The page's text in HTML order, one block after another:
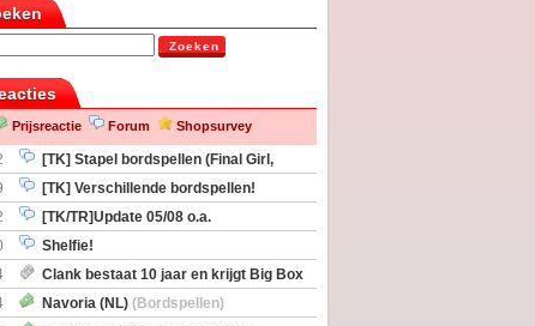
Zoeken
Prijsreactie Forum Shopsurvey
[TK] Stapel bordspellen (Final Girl,
Zombicide Invader)
[TK] Verschillende bordspellen!
[TK/TR]Update 05/08 o.a.
Imperium Horizons, 20 Strong
Shelfie!
Clank bestaat 10 jaar en krijgt Big Box
Navoria (NL) (Bordspellen)